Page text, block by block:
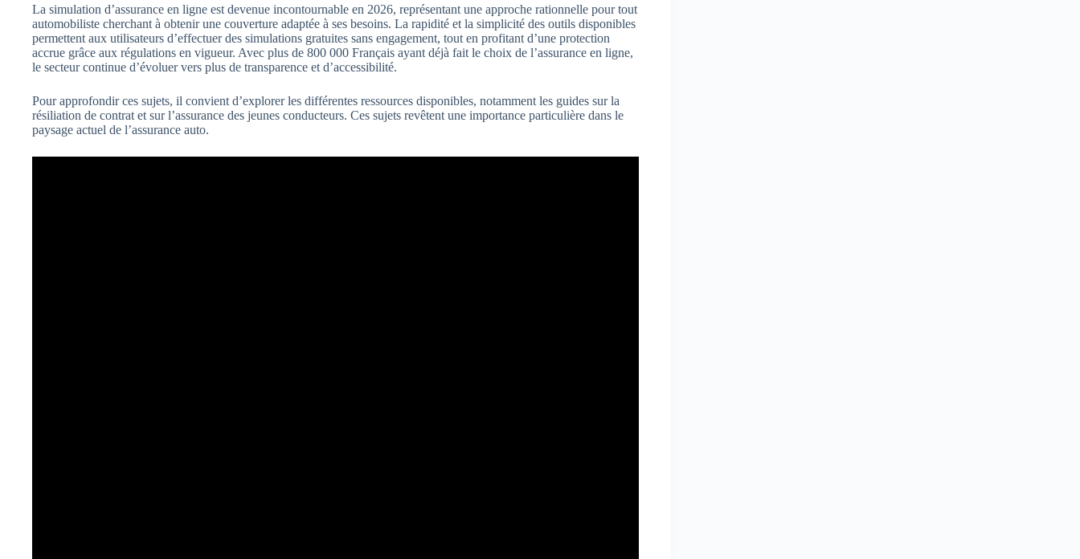
La simulation d’assurance en ligne est devenue incontournable en 2026, représentant une approche rationnelle pour tout
automobiliste cherchant à obtenir une couverture adaptée à ses besoins. La rapidité et la simplicité des outils disponibles
permettent aux utilisateurs d’effectuer des simulations gratuites sans engagement, tout en profitant d’une protection
accrue grâce aux régulations en vigueur. Avec plus de 800 000 Français ayant déjà fait le choix de l’assurance en ligne,
le secteur continue d’évoluer vers plus de transparence et d’accessibilité.
Pour approfondir ces sujets, il convient d’explorer les différentes ressources disponibles, notamment les guides sur la
résiliation de contrat et sur l’assurance des jeunes conducteurs. Ces sujets revêtent une importance particulière dans le
paysage actuel de l’assurance auto.